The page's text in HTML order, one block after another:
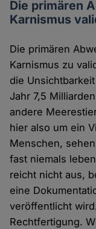
Die primären
Karnismus
Die primären
Karnismus zu
die
Jahr 7,5
andere
hier also um ein
Menschen,
fast niemals
reicht nicht aus,
eine
veröffentlicht
Rechtfertigung.